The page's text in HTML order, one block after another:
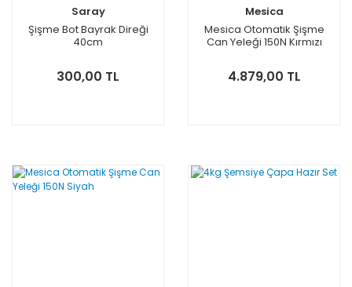
Saray
Şişme Bot Bayrak Direği
40cm
300,00 TL
Mesica
Mesica Otomatik Şişme
Can Yeleği 150N Kırmızı
4.879,00 TL